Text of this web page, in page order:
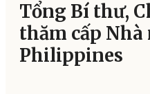
Tổng Bí thư,
thăm cấp Nhà
Philippines